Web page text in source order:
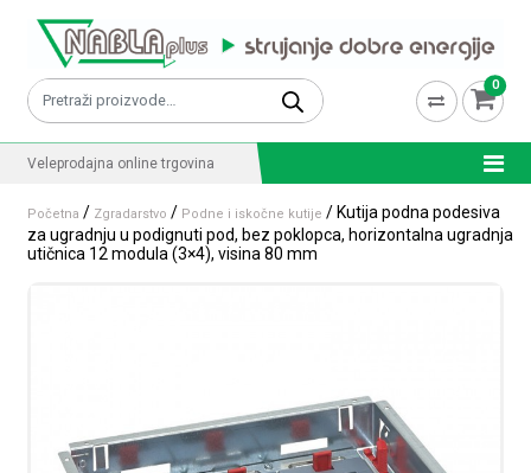
Pretraži: 0
Veleprodajna online trgovina
Početna / Zgradarstvo / Podne i iskočne kutije / Kutija podna podesiva
za ugradnju u podignuti pod, bez poklopca, horizontalna ugradnja
utičnica 12 modula (3×4), visina 80 mm